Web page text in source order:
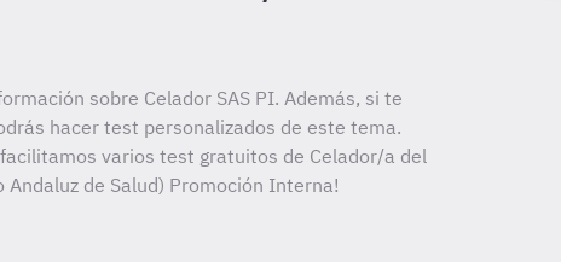
sobre Celador SAS PI. Además, si te
hacer test personalizados de este tema.
facilitamos varios test gratuitos de Celador/a del
Andaluz de Salud) Promoción Interna!